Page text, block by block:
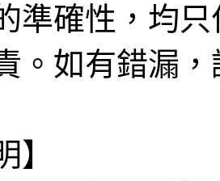
準確性，均
。如有錯漏
】